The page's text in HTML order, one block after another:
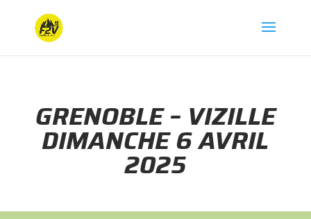
GRENOBLE – VIZILLE
DIMANCHE 6 AVRIL
2025